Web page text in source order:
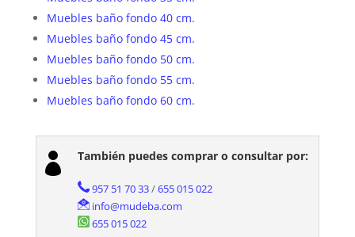
Muebles baño fondo 40 cm.
Muebles baño fondo 45 cm.
Muebles baño fondo 50 cm.
Muebles baño fondo 55 cm.
Muebles baño fondo 60 cm.
 También puedes comprar o consultar por:
957 51 70 33/655 015 022
info@mudeba.com
655 015 022